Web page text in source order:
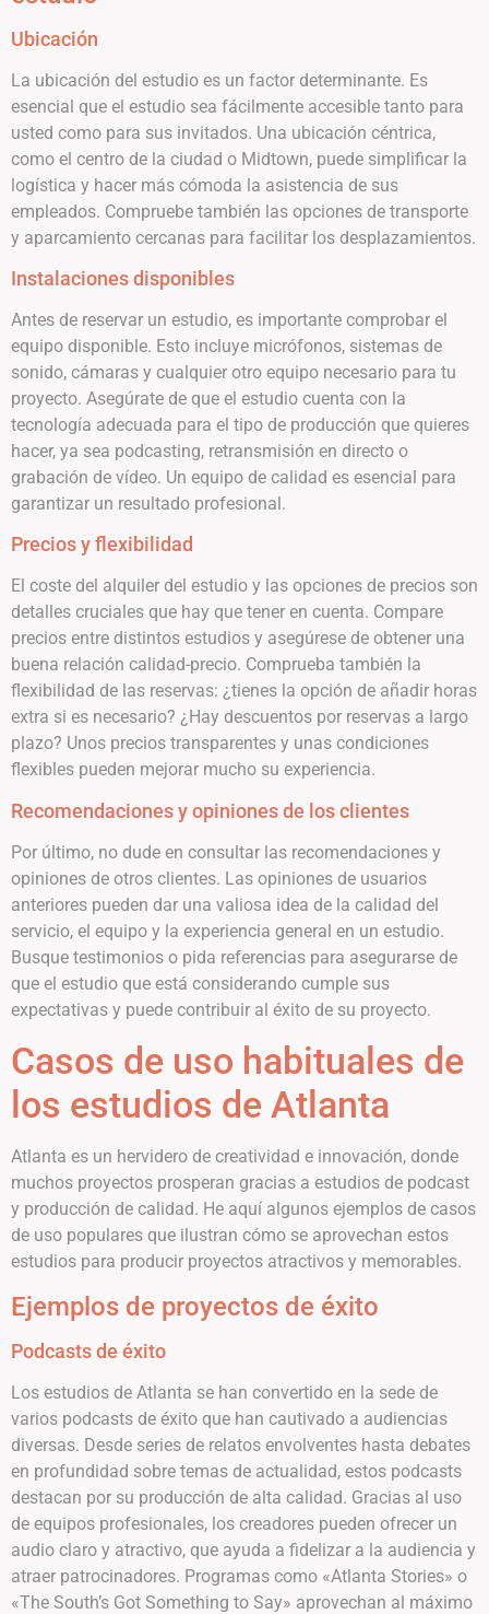
Ubicación
La ubicación del estudio es un factor determinante. Es
esencial que el estudio sea fácilmente accesible tanto para
usted como para sus invitados. Una ubicación céntrica,
como el centro de la ciudad o Midtown, puede simplificar la
logística y hacer más cómoda la asistencia de sus
empleados. Compruebe también las opciones de transporte
y aparcamiento cercanas para facilitar los desplazamientos.
Instalaciones disponibles
Antes de reservar un estudio, es importante comprobar el
equipo disponible. Esto incluye micrófonos, sistemas de
sonido, cámaras y cualquier otro equipo necesario para tu
proyecto. Asegúrate de que el estudio cuenta con la
tecnología adecuada para el tipo de producción que quieres
hacer, ya sea podcasting, retransmisión en directo o
grabación de vídeo. Un equipo de calidad es esencial para
garantizar un resultado profesional.
Precios y flexibilidad
El coste del alquiler del estudio y las opciones de precios son
detalles cruciales que hay que tener en cuenta. Compare
precios entre distintos estudios y asegúrese de obtener una
buena relación calidad-precio. Comprueba también la
flexibilidad de las reservas: ¿tienes la opción de añadir horas
extra si es necesario? ¿Hay descuentos por reservas a largo
plazo? Unos precios transparentes y unas condiciones
flexibles pueden mejorar mucho su experiencia.
Recomendaciones y opiniones de los clientes
Por último, no dude en consultar las recomendaciones y
opiniones de otros clientes. Las opiniones de usuarios
anteriores pueden dar una valiosa idea de la calidad del
servicio, el equipo y la experiencia general en un estudio.
Busque testimonios o pida referencias para asegurarse de
que el estudio que está considerando cumple sus
expectativas y puede contribuir al éxito de su proyecto.
Casos de uso habituales de
los estudios de Atlanta
Atlanta es un hervidero de creatividad e innovación, donde
muchos proyectos prosperan gracias a estudios de podcast
y producción de calidad. He aquí algunos ejemplos de casos
de uso populares que ilustran cómo se aprovechan estos
estudios para producir proyectos atractivos y memorables.
Ejemplos de proyectos de éxito
Podcasts de éxito
Los estudios de Atlanta se han convertido en la sede de
varios podcasts de éxito que han cautivado a audiencias
diversas. Desde series de relatos envolventes hasta debates
en profundidad sobre temas de actualidad, estos podcasts
destacan por su producción de alta calidad. Gracias al uso
de equipos profesionales, los creadores pueden ofrecer un
audio claro y atractivo, que ayuda a fidelizar a la audiencia y
atraer patrocinadores. Programas como «Atlanta Stories» o
«The South’s Got Something to Say» aprovechan al máximo